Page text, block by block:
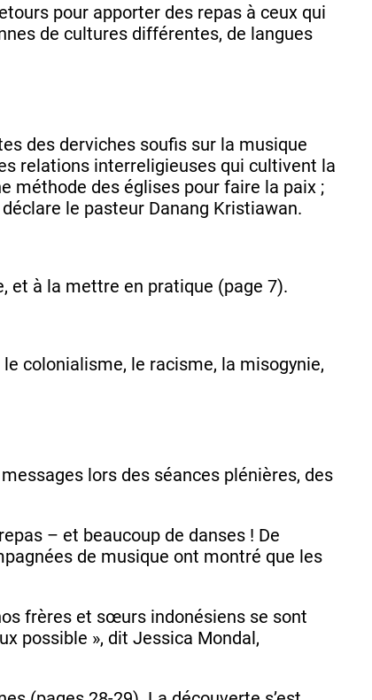
pour apporter des repas à ceux qui
de cultures différentes, de langues
des derviches soufis sur la musique
relations interreligieuses qui cultivent la
méthode des églises pour faire la paix ;
le pasteur Danang Kristiawan.
et à la mettre en pratique (page 7).
colonialisme, le racisme, la misogynie,
lors des séances plénières, des
– et beaucoup de danses ! De
de musique ont montré que les
frères et sœurs indonésiens se sont
possible », dit Jessica Mondal,